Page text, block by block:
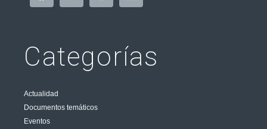
Categorías
Actualidad
Documentos temáticos
Eventos